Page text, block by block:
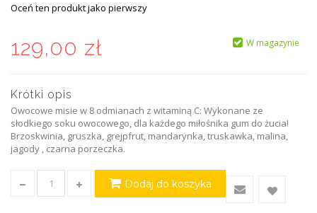
Oceń ten produkt jako pierwszy
129,00 zł W magazynie
Krótki opis
Owocowe misie w 8 odmianach z witaminą C: Wykonane ze
słodkiego soku owocowego, dla każdego miłośnika gum do żucia!
Brzoskwinia, gruszka, grejpfrut, mandarynka, truskawka, malina,
jagody , czarna porzeczka.
Dodaj do koszyka